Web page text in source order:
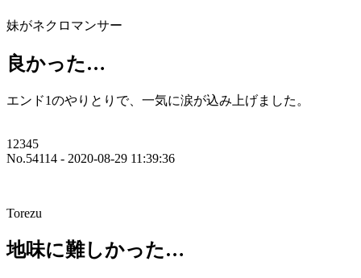
妹がネクロマンサー
良かった…
エンド1のやりとりで、一気に涙が込み上げました。
12345
No.54114 - 2020-08-29 11:39:36
Torezu
地味に難しかった…